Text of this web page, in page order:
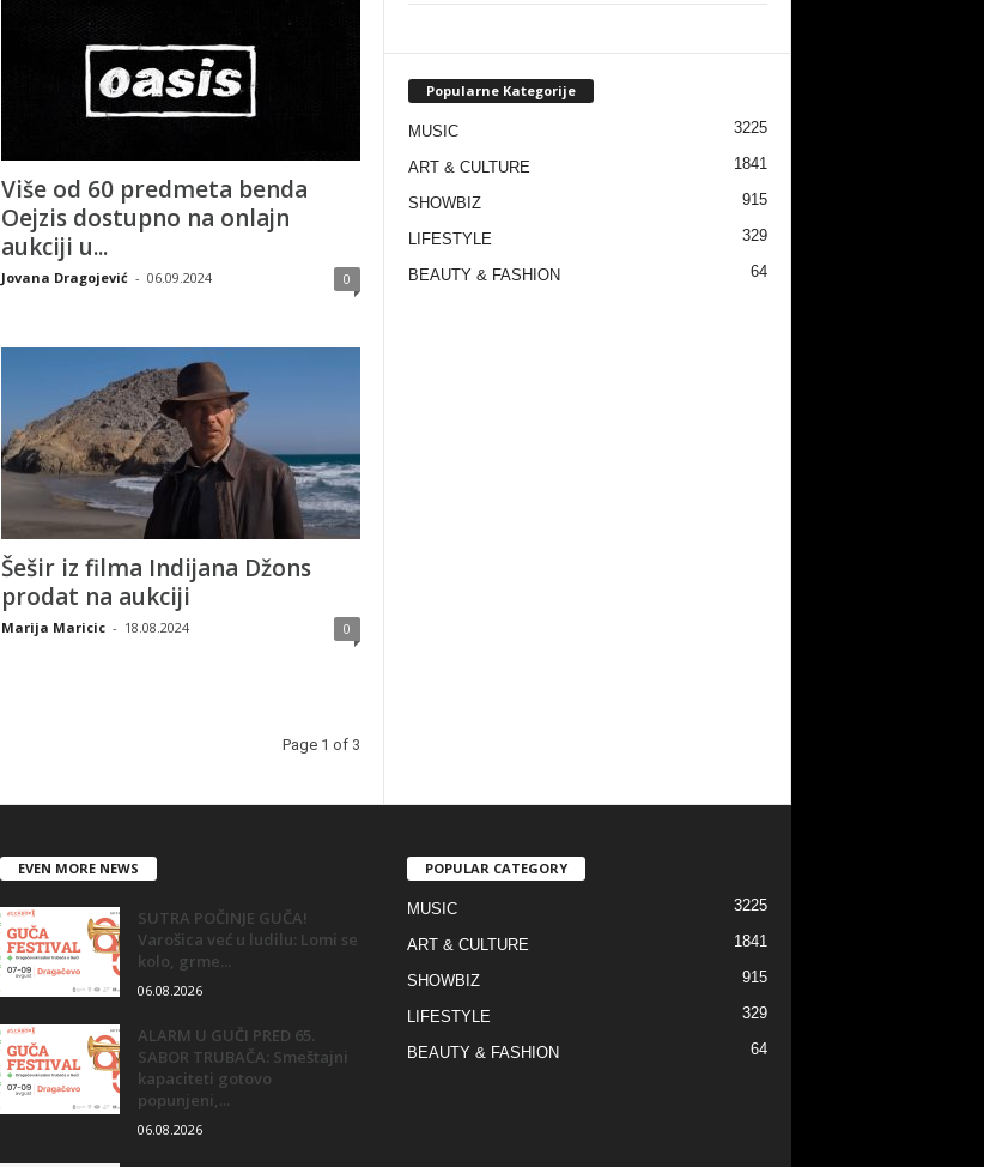
Više od 60 predmeta benda
Oejzis dostupno na onlajn
aukciji u...
Jovana Dragojević - 06.09.2024 0
Šešir iz filma Indijana Džons
prodat na aukciji
Marija Maricic - 18.08.2024 0
Page 1 of 3
Popularne Kategorije
MUSIC 3225
ART & CULTURE 1841
SHOWBIZ 915
LIFESTYLE 329
BEAUTY & FASHION 64
EVEN MORE NEWS
SUTRA POČINJE GUČA!
Varošica već u ludilu: Lomi se
kolo, grme...
06.08.2026
ALARM U GUČI PRED 65.
SABOR TRUBAČA: Smeštajni
kapaciteti gotovo
popunjeni,...
06.08.2026
POPULAR CATEGORY
MUSIC 3225
ART & CULTURE 1841
SHOWBIZ 915
LIFESTYLE 329
BEAUTY & FASHION 64